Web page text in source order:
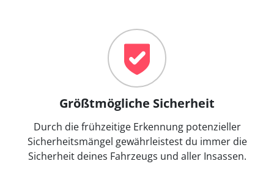
Größtmögliche Sicherheit
Durch die frühzeitige Erkennung potenzieller
Sicherheitsmängel gewährleistest du immer die
Sicherheit deines Fahrzeugs und aller Insassen.